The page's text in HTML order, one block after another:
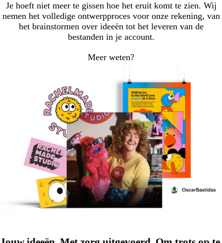
Je hoeft niet meer te gissen hoe het eruit komt te zien. Wij
nemen het volledige ontwerpproces voor onze rekening, van
het brainstormen over ideeën tot het leveren van de
bestanden in je account.
Meer weten?